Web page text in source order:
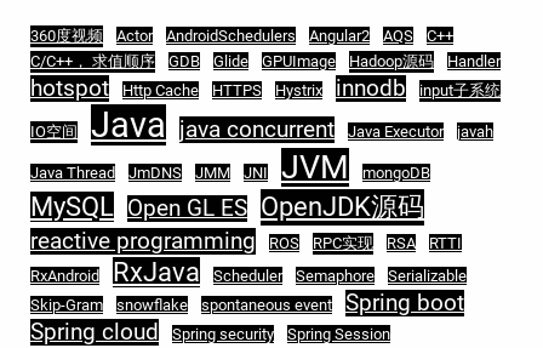
360度视频 Actor AndroidSchedulers Angular2 AQS
C++
C/C++， 求值顺序
GDB Glide GPUImage Hadoop源码 Handler
hotspot Http Cache HTTPS Hystrix innodb input子系统
IO空间 Java java concurrent Java Executor javah
Java Thread JmDNS JMM JNI JVM mongoDB
MySQL Open GL ES OpenJDK源码
reactive programming ROS RPC实现 RSA
RTTI
RxAndroid
RxJava Scheduler Semaphore
Serializable
Skip-Gram
snowflake spontaneous event
Spring boot
Spring cloud
Spring security
Spring Session